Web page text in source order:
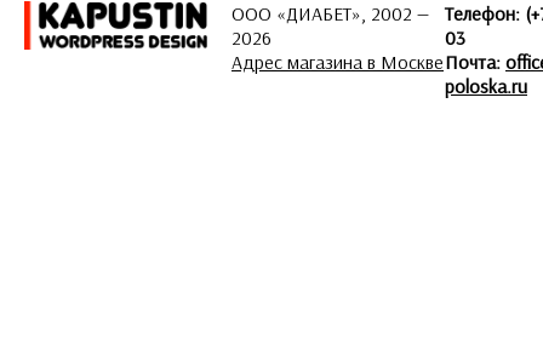
ООО «ДИАБЕТ», 2002 —
2026
Адрес магазина в Москве
Телефон:
03
Почта:
poloska.ru